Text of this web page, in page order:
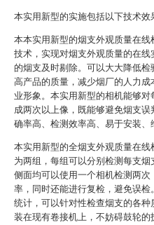
本实用新型的实施包括以下技术效
本本实用新型的烟支外观质量在
技术，实现对烟支外观质量的在
的烟支及时剔除。可以大大降低
高产品的质量，减少烟厂的人力成
业形象。本实用新型的相机能够
成两次以上像，既能够避免烟支
确率高、检测效率高、易于安装、
本实用新型的全烟支外观质量在线
为两组，每组可以分别检测每支
侧面均可以使用一个相机检测两次
率，同时还能进行复检，避免误
统计，可以针对性检查烟支的各
装在现有卷接机上，不妨碍鼓轮的